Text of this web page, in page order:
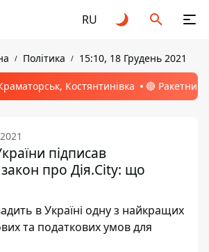
RU
Політика 15:10, 18 Грудень 2021
Костянтинівка 🔴 Ракетний
підписав
про Дія.City: що
в Україні одну з найкращих
та податкових умов для